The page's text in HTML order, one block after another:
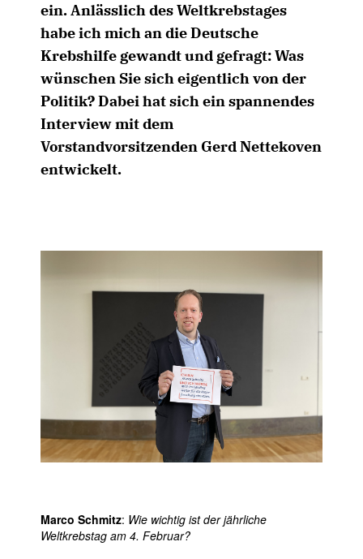
ein. Anlässlich des Weltkrebstages
habe ich mich an die Deutsche
Krebshilfe gewandt und gefragt: Was
wünschen Sie sich eigentlich von der
Politik? Dabei hat sich ein spannendes
Interview mit dem
Vorstandvorsitzenden Gerd Nettekoven
entwickelt.
Marco Schmitz: Wie wichtig ist der jährliche
Weltkrebstag am 4. Februar?